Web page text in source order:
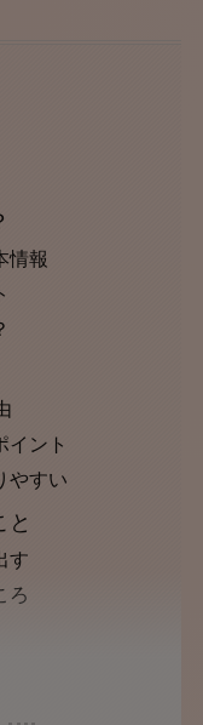
情報
イント
やすい
と
す
ろ